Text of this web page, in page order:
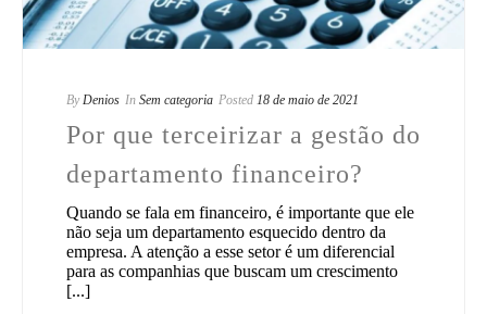
By Denios In Sem categoria Posted 18 de maio de 2021
Por que terceirizar a gestão do
departamento financeiro?
Quando se fala em financeiro, é importante que ele
não seja um departamento esquecido dentro da
empresa. A atenção a esse setor é um diferencial
para as companhias que buscam um crescimento
[...]